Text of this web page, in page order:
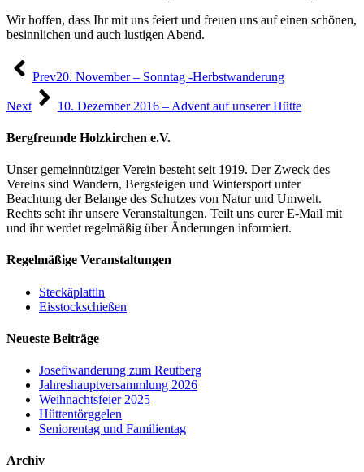
Wir hoffen, dass Ihr mit uns feiert und freuen uns auf einen schönen,
besinnlichen und auch lustigen Abend.
Beitragsnavigation
Prev20. November – Sonntag -Herbstwanderung
Next 10. Dezember 2016 – Advent auf unserer Hütte
Bergfreunde Holzkirchen e.V.
Unser gemeinnütziger Verein besteht seit 1919. Der Zweck des
Vereins sind Wandern, Bergsteigen und Wintersport unter
Beachtung der Belange des Schutzes von Natur und Umwelt.
Rechts seht ihr unsere Veranstaltungen. Teilt uns eurer E-Mail mit
und ihr werdet regelmäßig über Änderungen informiert.
Regelmäßige Veranstaltungen
Steckäplattln
Eisstockschießen
Neueste Beiträge
Josefiwanderung zum Reutberg
Jahreshauptversammlung 2026
Weihnachtsfeier 2025
Hüttentörggelen
Seniorentag und Familientag
Archiv